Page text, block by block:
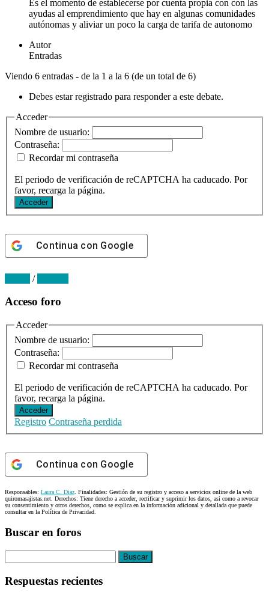
Es el momento de establecerse por cuenta propia con con las
ayudas al emprendimiento que hay en algunas comunidades
autónomas y aliviar un poco la carga de tarifa de autonomo
Autor
Entradas
Viendo 6 entradas - de la 1 a la 6 (de un total de 6)
Debes estar registrado para responder a este debate.
Acceder
Nombre de usuario:
Contraseña:
Recordar mi contraseña
El periodo de verificación de reCAPTCHA ha caducado. Por
favor, recarga la página.
Acceder
Continua con Google
/
Primary
Sidebar
Acceso foro
Acceder
Nombre de usuario:
Contraseña:
Recordar mi contraseña
El periodo de verificación de reCAPTCHA ha caducado. Por
favor, recarga la página.
Acceder
Registro Contraseña perdida
Continua con Google
Responsables: Laura C. Diaz . Finalidades: Gestión de su registro y acceso a servicios online de la web
quiromasajistas.net. Derechos: Tiene derecho a acceder, rectificar y suprimir los datos, así como a revocar
su consentimiento y otros derechos, como se explica en la información adicional y detallada que puede
consultar en la Política de Privacidad.
Buscar en foros
Respuestas recientes